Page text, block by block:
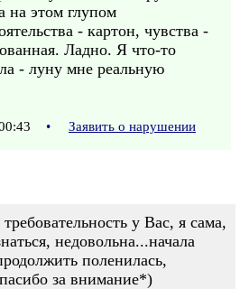
на этом глупом
- картон, чувства -
Ладно. Я что-то
- луну мне реальную
• Заявить о нарушении
у Вас, я сама,
недовольна...начала
поленилась,
за внимание*)